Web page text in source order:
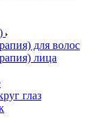
для волос
лица
глаз